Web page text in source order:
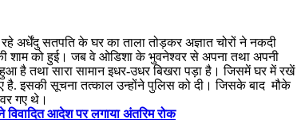
रहे अर्धेंदु सतपति के घर का ताला तोड़कर अज्ञात चोरों ने नकदी
शाम को हुई। जब वे ओडिशा के भुवनेश्वर से अपना तथा अपनी
है तथा सारा सामान इधर-उधर बिखरा पड़ा है। जिसमें घर में रखें
है. इसकी सूचना तत्काल उन्होंने पुलिस को दी। जिसके बाद मौके
गए थे।
आदेश पर लगाया अंतरिम रोक